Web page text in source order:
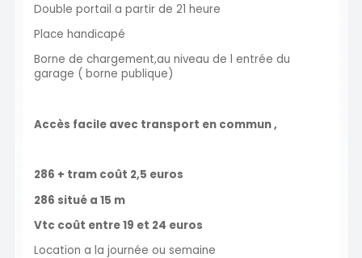
Double portail a partir de 21 heure
Place handicapé
Borne de chargement,au niveau de l entrée du
garage ( borne publique)
​​​​​​Accès facile avec transport en commun ,
​​​​286 + tram coût 2,5 euros
286 situé a 15 m
Vtc coût entre 19 et 24 euros
Location a la journée ou semaine